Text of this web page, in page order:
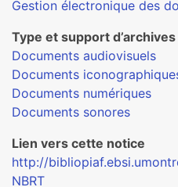
Gestion électronique des
Type et support d’archives
Documents audiovisuels
Documents
Documents numériques
Documents sonores
Lien vers cette notice
http://
NBRT